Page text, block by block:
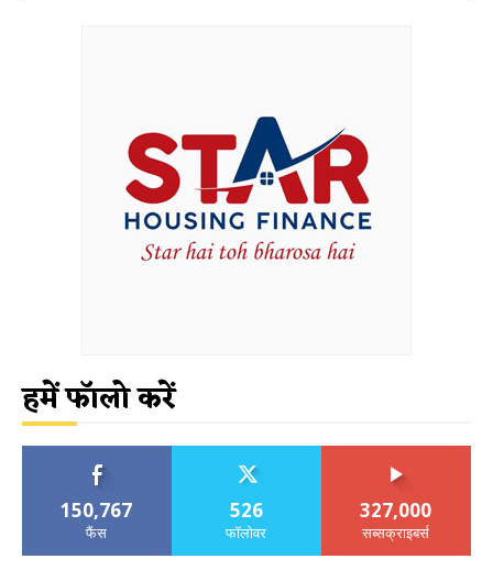
हमें फॉलो करें
150,767
फैंस
526
फॉलोवर
327,000
सब्सक्राइबर्स